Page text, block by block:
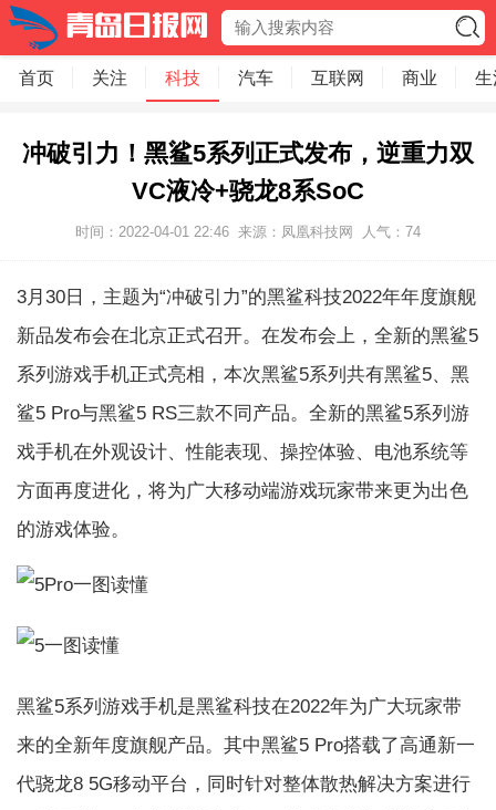
首页 关注 科技 汽车 互联网 商业 生
冲破引力！黑鲨5系列正式发布，逆重力双
VC液冷+骁龙8系SoC
时间：2022-04-01 22:46 来源：凤凰科技网 人气： 74
3月30日，主题为“冲破引力”的黑鲨科技2022年年度旗舰
新品发布会在北京正式召开。在发布会上，全新的黑鲨5
系列游戏手机正式亮相，本次黑鲨5系列共有黑鲨5、黑
鲨5 Pro与黑鲨5 RS三款不同产品。全新的黑鲨5系列游
戏手机在外观设计、性能表现、操控体验、电池系统等
方面再度进化，将为广大移动端游戏玩家带来更为出色
的游戏体验。
黑鲨5系列游戏手机是黑鲨科技在2022年为广大玩家带
来的全新年度旗舰产品。其中黑鲨5 Pro搭载了高通新一
代骁龙8 5G移动平台，同时针对整体散热解决方案进行